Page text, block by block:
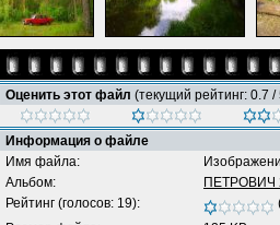
Оценить этот файл (текущий рейтинг: 0.7 /
Информация о файле
Имя файла:
Альбом:
ПЕТРОВИЧ
Рейтинг (голосов: 19):